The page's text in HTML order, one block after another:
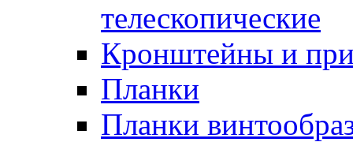
телескопические
Кронштейны и
Планки
Планки